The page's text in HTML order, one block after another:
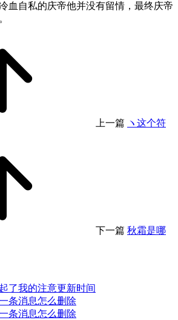
血自私的庆帝他并没有留情，最终庆帝
上一篇 ヽ这个符
下一篇 秋霜是哪
了我的注意更新时间
条消息怎么删除
条消息怎么删除